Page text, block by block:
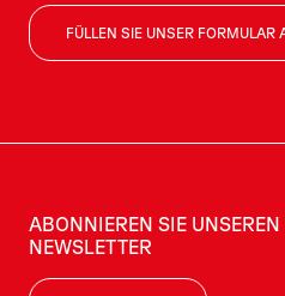
FÜLLEN SIE UNSER FORMULAR
ABONNIEREN SIE UNSEREN
NEWSLETTER